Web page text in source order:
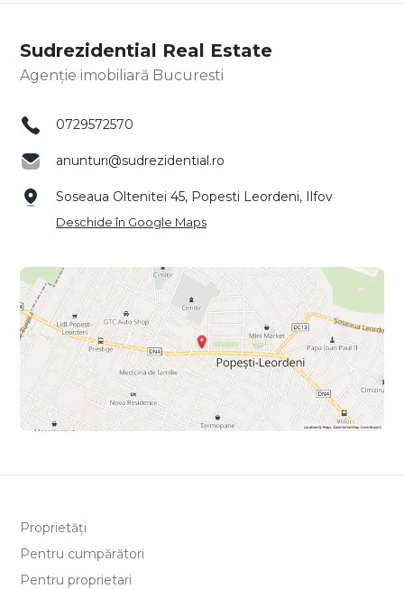
Sudrezidential Real Estate
Agenție imobiliară Bucuresti
0729572570
anunturi@sudrezidential.ro
Soseaua Oltenitei 45, Popesti Leordeni, Ilfov
Deschide în Google Maps
Proprietăți
Pentru cumpărători
Pentru proprietari